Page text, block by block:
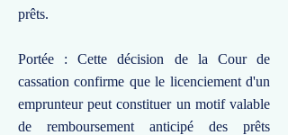
prêts.
Portée : Cette décision de la Cour de
cassation confirme que le licenciement d'un
emprunteur peut constituer un motif valable
de remboursement anticipé des prêts